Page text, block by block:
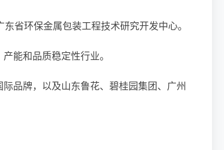
省环保金属包装工程技术研究开发中心。
能和品质稳定性行业。
品牌，以及山东鲁花、碧桂园集团、广州